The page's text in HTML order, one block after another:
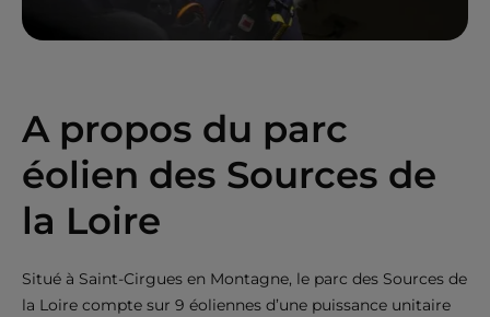
A propos du parc
éolien des Sources de
la Loire
Situé à Saint-Cirgues en Montagne, le parc des Sources de
la Loire compte sur 9 éoliennes d’une puissance unitaire